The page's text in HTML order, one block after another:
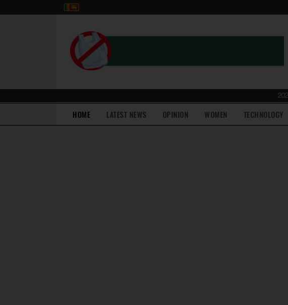
HOME(current)LATEST NEWS OPINION WOMEN TECHNOLOGY